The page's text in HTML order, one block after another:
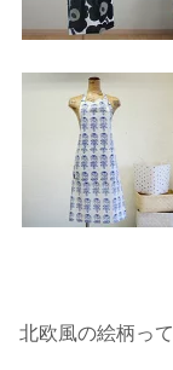
北欧風の絵柄っ